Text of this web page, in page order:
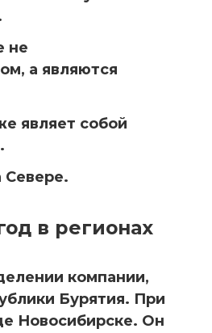
не
а являются
являет собой
Севере.
в регионах
компании,
Бурятия. При
Новосибирске. Он